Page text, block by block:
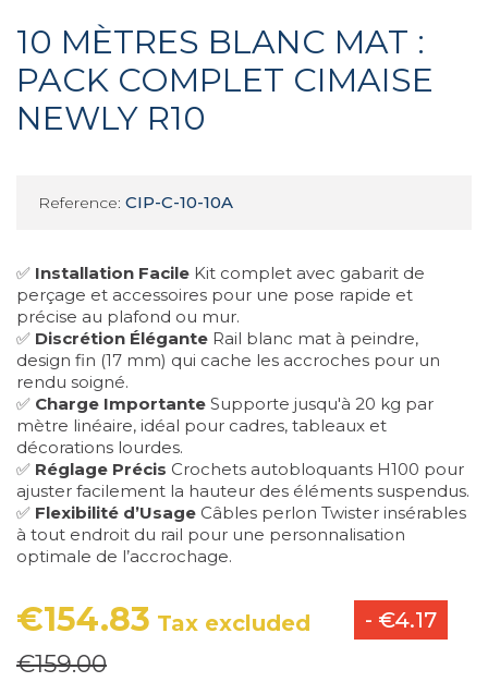
10 MÈTRES BLANC MAT :
PACK COMPLET CIMAISE
NEWLY R10
Reference: CIP-C-10-10A
✅ Installation Facile Kit complet avec gabarit de
perçage et accessoires pour une pose rapide et
précise au plafond ou mur.
✅ Discrétion Élégante Rail blanc mat à peindre,
design fin (17 mm) qui cache les accroches pour un
rendu soigné.
✅ Charge Importante Supporte jusqu'à 20 kg par
mètre linéaire, idéal pour cadres, tableaux et
décorations lourdes.
✅ Réglage Précis Crochets autobloquants H100 pour
ajuster facilement la hauteur des éléments suspendus.
✅ Flexibilité d’Usage Câbles perlon Twister insérables
à tout endroit du rail pour une personnalisation
optimale de l’accrochage.
€154.83 Tax excluded - €4.17
€159.00